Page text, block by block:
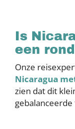
Is
een
Onze
Nicaragua
zien dat dit